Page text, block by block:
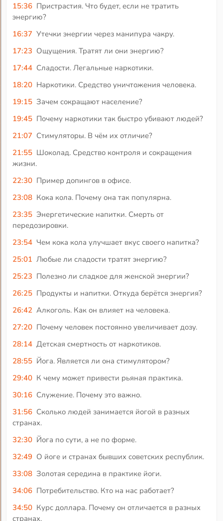
15:36 Пристрастия. Что будет, если не тратить
энергию?
16:37 Утечки энергии через манипура чакру.
17:23 Ощущения. Тратят ли они энергию?
17:44 Сладости. Легальные наркотики.
18:20 Наркотики. Средство уничтожения человека.
19:15 Зачем сокращают население?
19:45 Почему наркотики так быстро убивают людей?
21:07 Стимуляторы. В чём их отличие?
21:55 Шоколад. Средство контроля и сокращения
жизни.
22:30 Пример допингов в офисе.
23:08 Кока кола. Почему она так популярна.
23:35 Энергетические напитки. Смерть от
передозировки.
23:54 Чем кока кола улучшает вкус своего напитка?
25:01 Любые ли сладости тратят энергию?
25:23 Полезно ли сладкое для женской энергии?
26:25 Продукты и напитки. Откуда берётся энергия?
26:42 Алкоголь. Как он влияет на человека.
27:20 Почему человек постоянно увеличивает дозу.
28:14 Детская смертность от наркотиков.
28:55 Йога. Является ли она стимулятором?
29:40 К чему может привести рьяная практика.
30:16 Служение. Почему это важно.
31:56 Сколько людей занимается йогой в разных
странах.
32:30 Йога по сути, а не по форме.
32:49 О йоге и странах бывших советских республик.
33:08 Золотая середина в практике йоги.
34:06 Потребительство. Кто на нас работает?
34:50 Курс доллара. Почему он отличается в разных
странах.